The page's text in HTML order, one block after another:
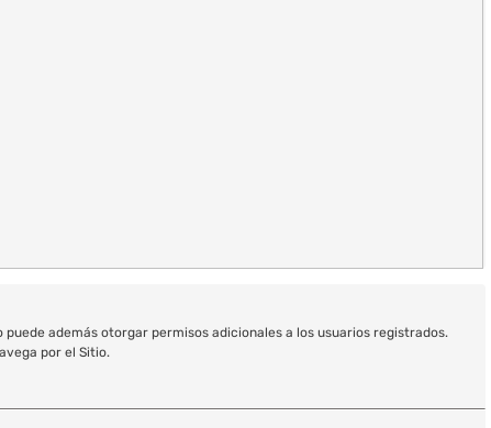
además otorgar permisos adicionales a los usuarios registrados.
por el Sitio.